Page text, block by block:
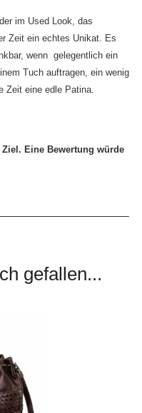
im Used Look, das
Zeit ein echtes Unikat. Es
wenn gelegentlich ein
Tuch auftragen, ein wenig
Zeit eine edle Patina.
Eine Bewertung würde
gefallen...